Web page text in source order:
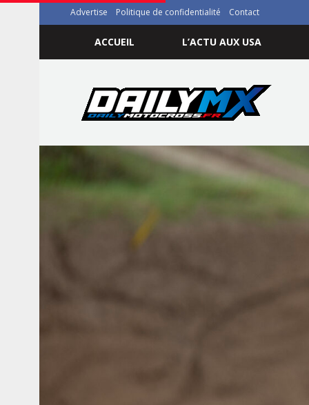
Advertise Politique de confidentialité Contact
ACCUEIL L’ACTU AUX USA